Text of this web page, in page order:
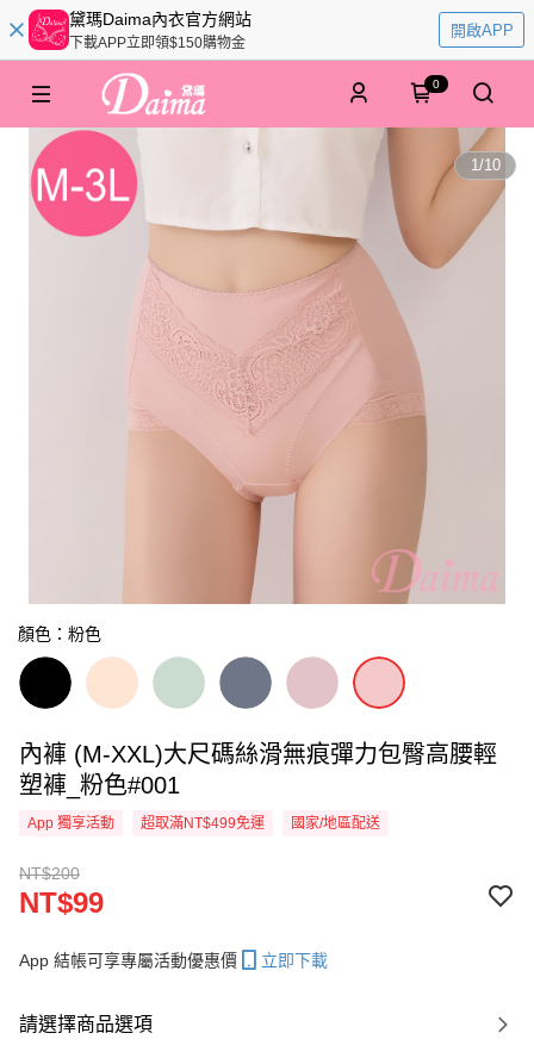
黛瑪Daima內衣官方網站
下載APP立即領$150購物金
開啟APP
0
1/10
顏色：粉色
內褲 (M-XXL)大尺碼絲滑無痕彈力包臀高腰輕
塑褲_粉色#001
App 獨享活動 超取滿NT$499免運 國家/地區配送
NT$200
NT$99
App 結帳可享專屬活動優惠價 立即下載
請選擇商品選項